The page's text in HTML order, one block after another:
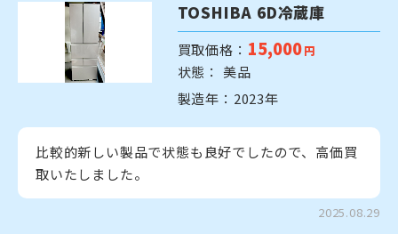
TOSHIBA 6D冷蔵庫
買取価格： 15,000 円
状態： 美品
製造年：2023年
比較的新しい製品で状態も良好でしたので、高価買
取いたしました。
2025.08.29